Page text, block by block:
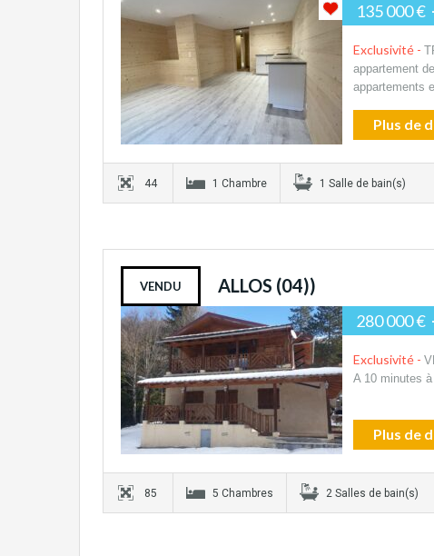
135 000 €
Exclusivité -
appartement
appartements
Plus de
44 1 Chambre 1 Salle de bain(s)
VENDU ALLOS (04))
280 000 €
Exclusivité -
A 10 minutes
Plus de
85 5 Chambres 2 Salles de bain(s)